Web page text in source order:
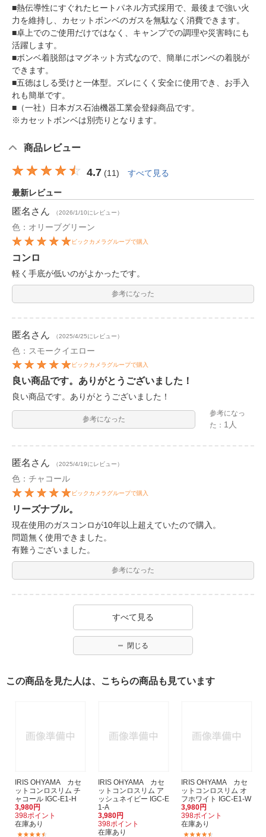
■熱伝導性にすぐれたヒートパネル方式採用で、最後まで強い火
力を維持し、カセットボンベのガスを無駄なく消費できます。
■卓上でのご使用だけではなく、キャンプでの調理や災害時にも
活躍します。
■ボンベ着脱部はマグネット方式なので、簡単にボンベの着脱が
できます。
■五徳はしる受けと一体型。ズレにくく安全に使用でき、お手入
れも簡単です。
■（一社）日本ガス石油機器工業会登録商品です。
※カセットボンベは別売りとなります。
商品レビュー
4.7 (11) すべて見る
最新レビュー
匿名 さん （2026/1/10にレビュー）
色：オリーブグリーン
ビックカメラグループで購入
コンロ
軽く手底が低いのがよかったです。
参考になった
匿名 さん （2025/4/25にレビュー）
色：スモークイエロー
ビックカメラグループで購入
良い商品です。ありがとうございました！
良い商品です。ありがとうございました！
参考になった
参考になっ
た： 1人
匿名 さん （2025/4/19にレビュー）
色：チャコール
ビックカメラグループで購入
リーズナブル。
現在使用のガスコンロが10年以上超えていたので購入。
問題無く使用できました。
有難うございました。
参考になった
すべて見る
閉じる
この商品を見た人は、こちらの商品も見ています
IRIS OHYAMA カセ
ットコンロスリム チ
ャコール IGC-E1-H
3,980円
398ポイント
在庫あり
IRIS OHYAMA カセ
ットコンロスリム ア
ッシュネイビー IGC-E
1-A
3,980円
398ポイント
在庫あり
IRIS OHYAMA カセ
ットコンロスリム オ
フホワイト IGC-E1-W
3,980円
398ポイント
在庫あり